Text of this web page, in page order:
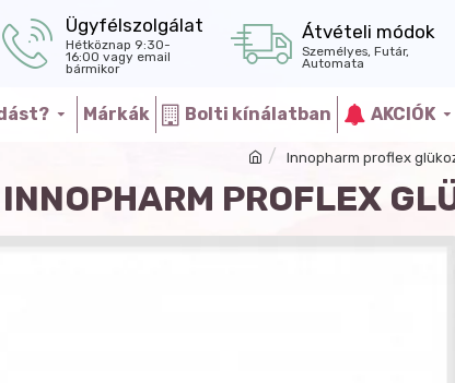
Ügyfélszolgálat
Hétköznap 9:30-
16:00 vagy email
bármikor
Átvételi módok
Személyes, Futár,
Automata
Márkák Bolti kínálatban AKCIÓK
Innopharm proflex
INNOPHARM PROFLEX